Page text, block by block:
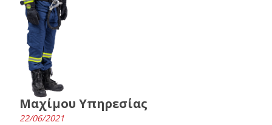
Μαχίμου Υπηρεσίας
22/06/2021